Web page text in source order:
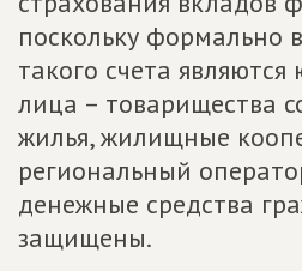
поскольку формально
такого счета
лица – товарищества
жилья, жилищные
региональный
денежные средства
защищены.